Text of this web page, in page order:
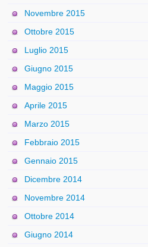
Novembre 2015
Ottobre 2015
Luglio 2015
Giugno 2015
Maggio 2015
Aprile 2015
Marzo 2015
Febbraio 2015
Gennaio 2015
Dicembre 2014
Novembre 2014
Ottobre 2014
Giugno 2014